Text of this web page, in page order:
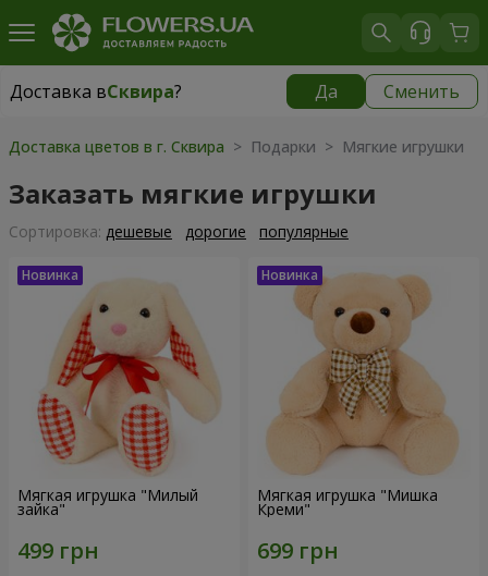
Доставка вСквира? Да Сменить
Доставка вСквира|
Доставка цветов в г. Сквира > Подарки > Мягкие игрушки
Заказать мягкие игрушки
Cортировка: дешевые дорогие популярные
Мягкая игрушка "Милый
зайка"
Мягкая игрушка "Мишка
Креми"